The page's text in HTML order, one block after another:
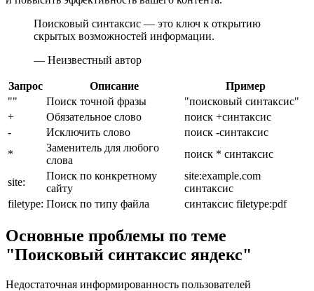
Поисковый синтаксис — это ключ к открытию
скрытых возможностей информации.
— Неизвестный автор
Запрос Описание
Пример
""
Поиск точной фразы
"поисковый синтаксис"
+
Обязательное слово
поиск +синтаксис
-
Исключить слово
поиск -синтаксис
*
Заменитель для любого
слова
поиск * синтаксис
site:
Поиск по конкретному
сайту
site:example.com
синтаксис
filetype: Поиск по типу файла синтаксис filetype:pdf
Основные проблемы по теме
"Поисковый синтаксис яндекс"
Недостаточная информированность пользователей